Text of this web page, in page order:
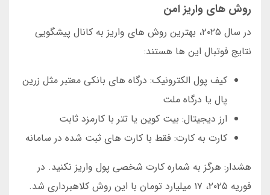
روش های واریز امن
در سال ۲۰۲۵، بهترین روش های واریز به کانال پیشگویی
نتایج فوتبال این ها هستند:
کیف پول الکترونیک: درگاه های بانکی معتبر مثل زرین
پال یا درگاه ملت
ارز دیجیتال: بیت کوین یا تتر با کارمزد ثابت
کارت به کارت: فقط با کارت های ثبت شده در سامانه
هشدار: هرگز به شماره کارت شخصی پول واریز نکنید. در
فوریه ۲۰۲۵، ۱۷ میلیارد تومان با این روش کلاهبرداری شد.